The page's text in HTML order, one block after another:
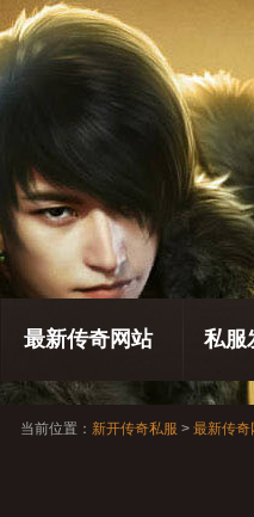
最新传奇网站 私服
当前位置： 新开传奇私服 > 最新传奇